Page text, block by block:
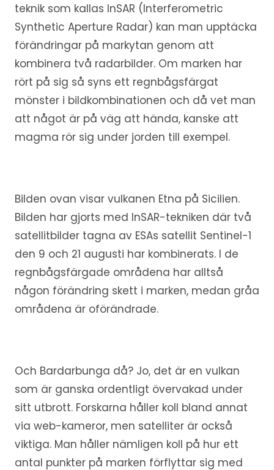
teknik som kallas InSAR (Interferometric
Synthetic Aperture Radar) kan man upptäcka
förändringar på markytan genom att
kombinera två radarbilder. Om marken har
rört på sig så syns ett regnbågsfärgat
mönster i bildkombinationen och då vet man
att något är på väg att hända, kanske att
magma rör sig under jorden till exempel.
Bilden ovan visar vulkanen Etna på Sicilien.
Bilden har gjorts med InSAR-tekniken där två
satellitbilder tagna av ESAs satellit Sentinel-1
den 9 och 21 augusti har kombinerats. I de
regnbågsfärgade områdena har alltså
någon förändring skett i marken, medan gråa
områdena är oförändrade.
Och Bardarbunga då? Jo, det är en vulkan
som är ganska ordentligt övervakad under
sitt utbrott. Forskarna håller koll bland annat
via web-kameror, men satelliter är också
viktiga. Man håller nämligen koll på hur ett
antal punkter på marken förflyttar sig med